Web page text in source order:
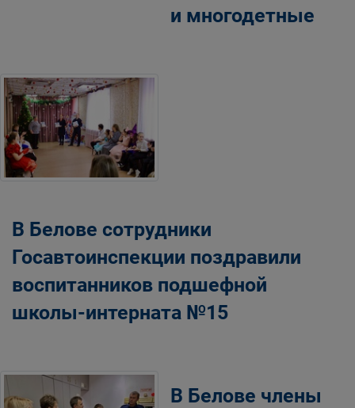
и многодетные
В Белове сотрудники
Госавтоинспекции поздравили
воспитанников подшефной
школы-интерната №15
В Белове члены